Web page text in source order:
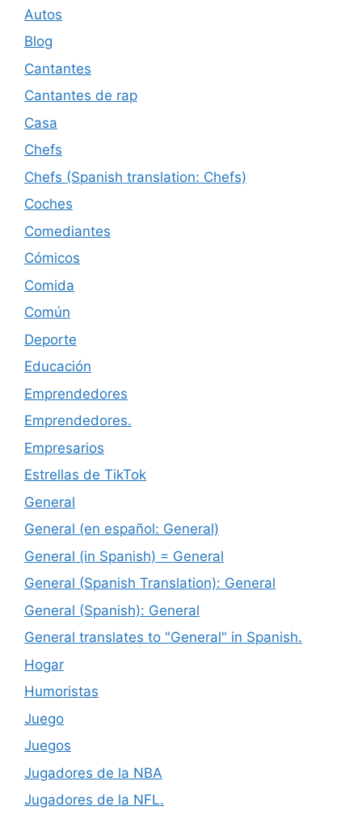
Autos
Blog
Cantantes
Cantantes de rap
Casa
Chefs
Chefs (Spanish translation: Chefs)
Coches
Comediantes
Cómicos
Comida
Común
Deporte
Educación
Emprendedores
Emprendedores.
Empresarios
Estrellas de TikTok
General
General (en español: General)
General (in Spanish) = General
General (Spanish Translation): General
General (Spanish): General
General translates to "General" in Spanish.
Hogar
Humoristas
Juego
Juegos
Jugadores de la NBA
Jugadores de la NFL.